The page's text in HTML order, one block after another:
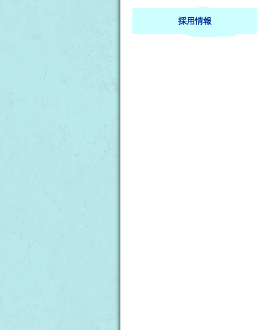
採用情報